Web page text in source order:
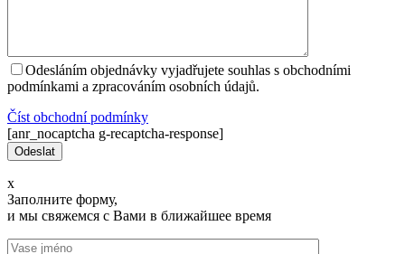
Odesláním objednávky vyjadřujete souhlas s obchodními
podmínkami a zpracováním osobních údajů.
Číst оbchodní podmínky
[anr_nocaptcha g-recaptcha-response]
x
Заполните форму,
и мы свяжемся с Вами в ближайшее время